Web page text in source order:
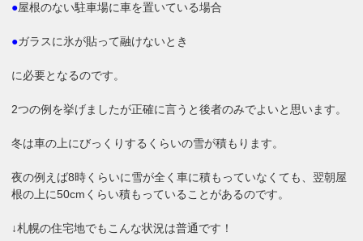
●屋根のない駐車場に車を置いている場合
●ガラスに氷が貼って融けないとき
に必要となるのです。
2つの例を挙げましたが正確に言うと後者のみでよいと思います。
冬は車の上にびっくりするくらいの雪が積もります。
夜の例えば8時くらいに雪が全く車に積もっていなくても、翌朝屋
根の上に50cmくらい積もっていることがあるのです。
↓札幌の住宅地でもこんな状況は普通です！